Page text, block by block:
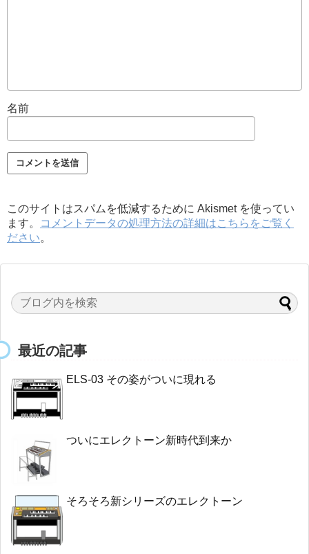
名前
このサイトはスパムを低減するために Akismet を使ってい
ます。
コメントデータの処理方法の詳細はこちらをご覧く
ださい。
最近の記事
ELS-03 その姿がついに現れる
ついにエレクトーン新時代到来か
そろそろ新シリーズのエレクトーン